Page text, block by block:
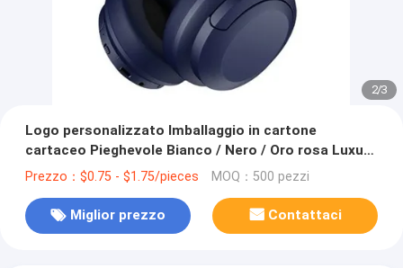
2/3
Logo personalizzato Imballaggio in cartone
cartaceo Pieghevole Bianco / Nero / Oro rosa Luxury
Magnetic Gift Box con chiusura a nastro
Prezzo：$0.75 - $1.75/pieces MOQ：500 pezzi
Miglior prezzo Contattaci